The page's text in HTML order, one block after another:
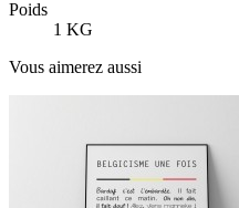
Poids
1 KG
Vous aimerez aussi